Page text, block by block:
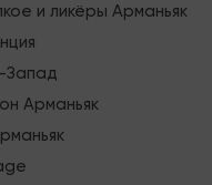
и ликёры Арманьяк
Арманьяк